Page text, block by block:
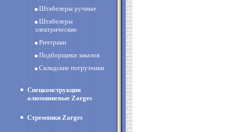
Штабелеры ручные
Штабелеры
электрические
Ричтраки
Подборщики заказов
Складские погрузчики
Спецконструкции
алюминиевые Zarges
Стремянки Zarges